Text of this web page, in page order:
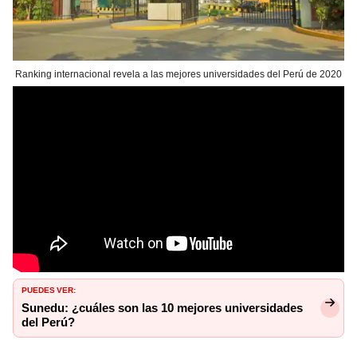
Ranking internacional revela a las mejores universidades del Perú de 2020
PUEDES VER:
Sunedu: ¿cuáles son las 10 mejores universidades
del Perú?